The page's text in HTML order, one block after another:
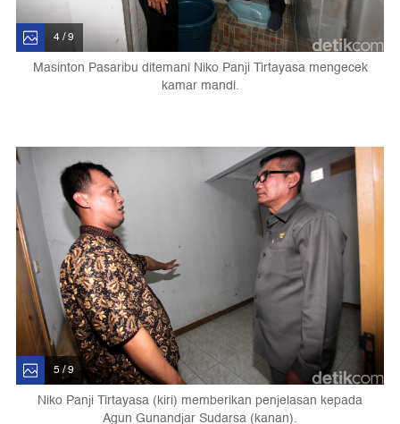
4 / 9
Masinton Pasaribu ditemani Niko Panji Tirtayasa mengecek
kamar mandi.
5 / 9
Niko Panji Tirtayasa (kiri) memberikan penjelasan kepada
Agun Gunandjar Sudarsa (kanan).